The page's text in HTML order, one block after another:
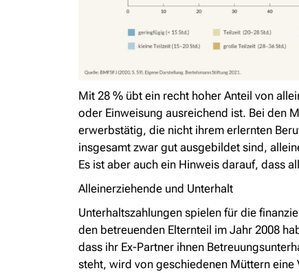
Mit 28 % übt ein recht hoher Anteil von
oder Einweisung ausreichend ist. Bei den
erwerbstätig, die nicht ihrem erlernten
insgesamt zwar gut ausgebildet sind,
Es ist aber auch ein Hinweis darauf, dass
Alleinerziehende und Unterhalt
Unterhaltszahlungen spielen für die
den betreuenden Elternteil im Jahr 2008
dass ihr Ex-Partner ihnen
steht, wird von geschiedenen Müttern